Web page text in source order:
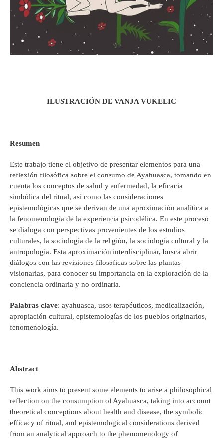
ILUSTRACIÓN DE VANJA VUKELIC
Resumen
Este trabajo tiene el objetivo de presentar elementos para una
reflexión filosófica sobre el consumo de Ayahuasca, tomando en
cuenta los conceptos de salud y enfermedad, la eficacia
simbólica del ritual, así como las consideraciones
epistemológicas que se derivan de una aproximación analítica a
la fenomenología de la experiencia psicodélica. En este proceso
se dialoga con perspectivas provenientes de los estudios
culturales, la sociología de la religión, la sociología cultural y la
antropología. Esta aproximación interdisciplinar, busca abrir
diálogos con las revisiones filosóficas sobre las plantas
visionarias, para conocer su importancia en la exploración de la
conciencia ordinaria y no ordinaria.
Palabras clave: ayahuasca, usos terapéuticos, medicalización,
apropiación cultural, epistemologías de los pueblos originarios,
fenomenología.
Abstract
This work aims to present some elements to arise a philosophical
reflection on the consumption of Ayahuasca, taking into account
theoretical conceptions about health and disease, the symbolic
efficacy of ritual, and epistemological considerations derived
from an analytical approach to the phenomenology of